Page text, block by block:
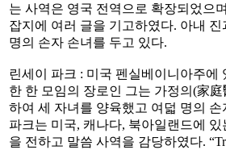
는 사역은 영국 전역으로 확장되었으
잡지에 여러 글을 기고하였다. 아내 진
명의 손자 손녀를 두고 있다.
린세이 파크 : 미국 펜실베이니아주에
한 한 모임의 장로인 그는 가정의(家
하여 세 자녀를 양육했고 여덟 명의
파크는 미국, 캐나다, 북아일랜드에
을 전하고 말씀 사역을 감당하였다.